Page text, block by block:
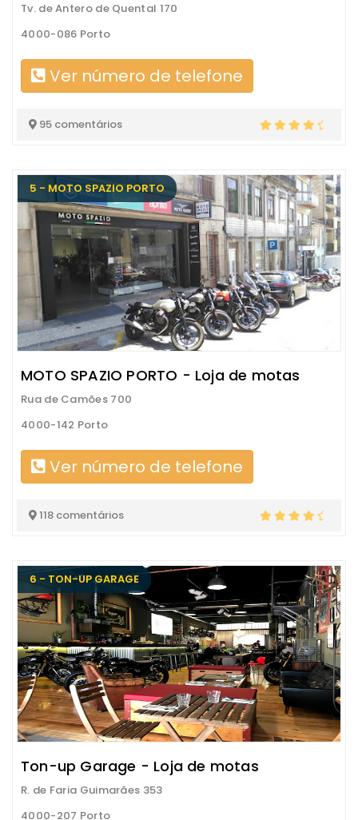
Tv. de Antero de Quental 170
4000-086 Porto
Ver número de telefone
95 comentários
5 - MOTO SPAZIO PORTO
MOTO SPAZIO PORTO - Loja de motas
Rua de Camões 700
4000-142 Porto
Ver número de telefone
118 comentários
6 - TON-UP GARAGE
Ton-up Garage - Loja de motas
R. de Faria Guimarães 353
4000-207 Porto